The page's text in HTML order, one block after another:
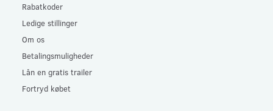
Rabatkoder
Ledige stillinger
Om os
Betalingsmuligheder
Lån en gratis trailer
Fortryd købet